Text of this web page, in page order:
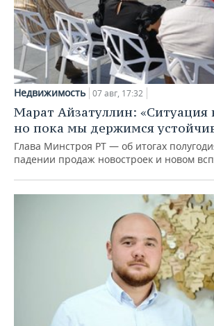
Недвижимость 07 авг, 17:32
Марат Айзатуллин: «Ситуация
но пока мы держимся
Глава Минстроя РТ — об итогах
падении продаж новостроек и новом